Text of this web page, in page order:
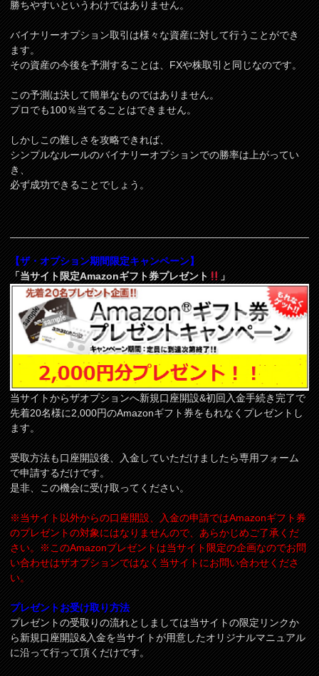
勝ちやすいというわけではありません。
バイナリーオプション取引は様々な資産に対して行うことができ
ます。
その資産の今後を予測することは、FXや株取引と同じなのです。
この予測は決して簡単なものではありません。
プロでも100％当てることはできません。
しかしこの難しさを攻略できれば、
シンプルなルールのバイナリーオプションでの勝率は上がってい
き、
必ず成功できることでしょう。
【ザ・オプション期間限定キャンペーン】
「当サイト限定Amazonギフト券プレゼント
」
当サイトからザオプションへ新規口座開設&初回入金手続き完了で
先着20名様に2,000円のAmazonギフト券をもれなくプレゼントし
ます。
受取方法も口座開設後、入金していただけましたら専用フォーム
で申請するだけです。
是非、この機会に受け取ってください。
※当サイト以外からの口座開設、入金の申請ではAmazonギフト券
のプレゼントの対象にはなりませんので、あらかじめご了承くだ
さい。※このAmazonプレゼントは当サイト限定の企画なのでお問
い合わせはザオプションではなく当サイトにお問い合わせくださ
い。
プレゼントお受け取り方法
プレゼントの受取りの流れとしましては当サイトの限定リンクか
ら新規口座開設&入金を当サイトが用意したオリジナルマニュアル
に沿って行って頂くだけです。